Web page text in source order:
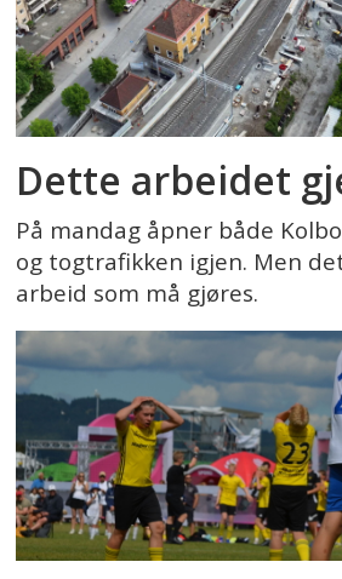
Dette arbeidet
På mandag åpner både
og togtrafikken igjen. Men
arbeid som må gjøres.